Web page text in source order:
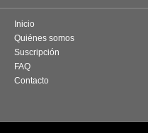
Inicio
Quiénes somos
Suscripción
FAQ
Contacto